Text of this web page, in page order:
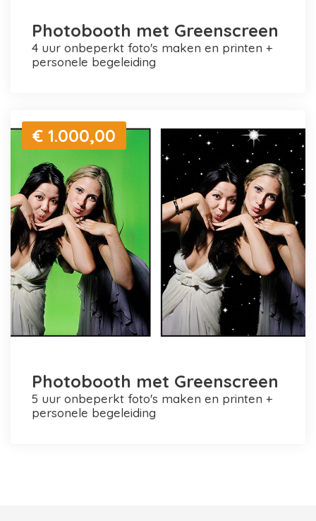
Photobooth met Greenscreen
4 uur onbeperkt foto's maken en printen +
personele begeleiding
€ 1.000,00
Photobooth met Greenscreen
5 uur onbeperkt foto's maken en printen +
personele begeleiding